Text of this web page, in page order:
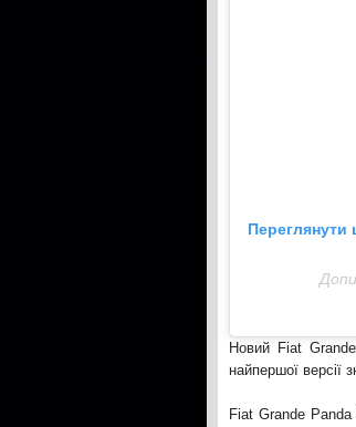
Переглянути
Новий Fiat
найпершої версії
Fiat Grande Panda